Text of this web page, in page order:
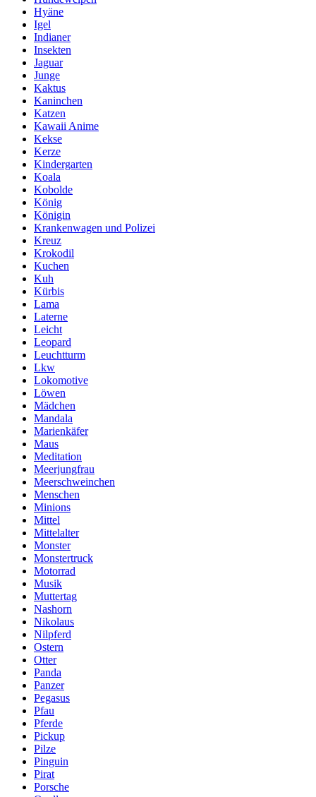
Hyäne
Igel
Indianer
Insekten
Jaguar
Junge
Kaktus
Kaninchen
Katzen
Kawaii Anime
Kekse
Kerze
Kindergarten
Koala
Kobolde
König
Königin
Krankenwagen und Polizei
Kreuz
Krokodil
Kuchen
Kuh
Kürbis
Lama
Laterne
Leicht
Leopard
Leuchtturm
Lkw
Lokomotive
Löwen
Mädchen
Mandala
Marienkäfer
Maus
Meditation
Meerjungfrau
Meerschweinchen
Menschen
Minions
Mittel
Mittelalter
Monster
Monstertruck
Motorrad
Musik
Muttertag
Nashorn
Nikolaus
Nilpferd
Ostern
Otter
Panda
Panzer
Pegasus
Pfau
Pferde
Pickup
Pilze
Pinguin
Pirat
Porsche